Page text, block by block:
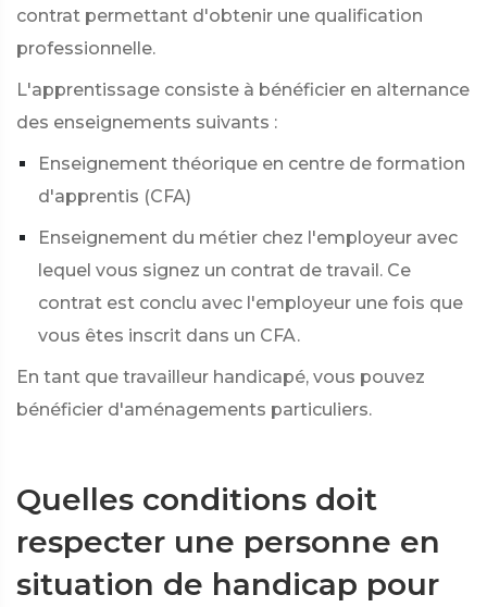
contrat permettant d'obtenir une qualification
professionnelle.
L'apprentissage consiste à bénéficier en alternance
des enseignements suivants :
Enseignement théorique en centre de formation
d'apprentis (CFA)
Enseignement du métier chez l'employeur avec
lequel vous signez un contrat de travail. Ce
contrat est conclu avec l'employeur une fois que
vous êtes inscrit dans un CFA.
En tant que travailleur handicapé, vous pouvez
bénéficier d'aménagements particuliers.
Quelles conditions doit
respecter une personne en
situation de handicap pour